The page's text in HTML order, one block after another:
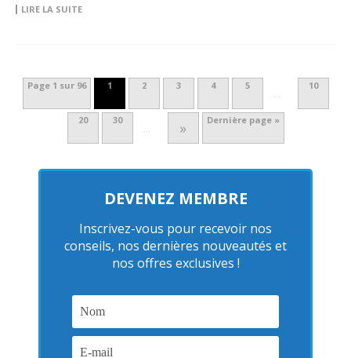
LIRE LA SUITE
Page 1 sur 96 1 2 3 4 5
…
10
20 30
… » Dernière page »
DEVENEZ MEMBRE
Inscrivez-vous pour recevoir nos
conseils, nos dernières nouveautés et
nos offres exclusives !